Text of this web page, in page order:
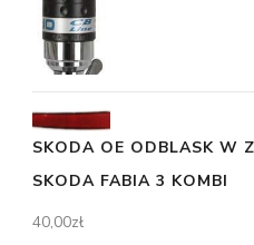
SKODA OE ODBLASK W
SKODA FABIA 3 KOMBI
40,00zł